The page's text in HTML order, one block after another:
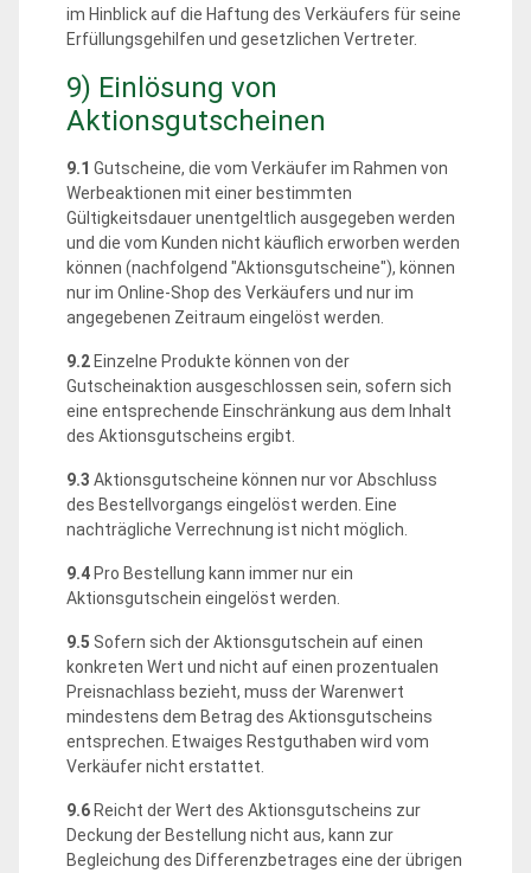
im Hinblick auf die Haftung des Verkäufers für seine
Erfüllungsgehilfen und gesetzlichen Vertreter.
9) Einlösung von
Aktionsgutscheinen
9.1 Gutscheine, die vom Verkäufer im Rahmen von
Werbeaktionen mit einer bestimmten
Gültigkeitsdauer unentgeltlich ausgegeben werden
und die vom Kunden nicht käuflich erworben werden
können (nachfolgend "Aktionsgutscheine"), können
nur im Online-Shop des Verkäufers und nur im
angegebenen Zeitraum eingelöst werden.
9.2 Einzelne Produkte können von der
Gutscheinaktion ausgeschlossen sein, sofern sich
eine entsprechende Einschränkung aus dem Inhalt
des Aktionsgutscheins ergibt.
9.3 Aktionsgutscheine können nur vor Abschluss
des Bestellvorgangs eingelöst werden. Eine
nachträgliche Verrechnung ist nicht möglich.
9.4 Pro Bestellung kann immer nur ein
Aktionsgutschein eingelöst werden.
9.5 Sofern sich der Aktionsgutschein auf einen
konkreten Wert und nicht auf einen prozentualen
Preisnachlass bezieht, muss der Warenwert
mindestens dem Betrag des Aktionsgutscheins
entsprechen. Etwaiges Restguthaben wird vom
Verkäufer nicht erstattet.
9.6 Reicht der Wert des Aktionsgutscheins zur
Deckung der Bestellung nicht aus, kann zur
Begleichung des Differenzbetrages eine der übrigen